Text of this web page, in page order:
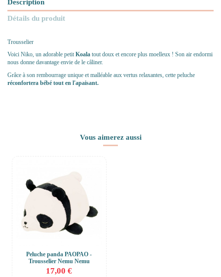
Description
Détails du produit
Trousselier
Voici Niko, un adorable petitKoala tout doux et encore plus moelleux ! Son air endormi
nous donne davantage envie de le câliner.
Grâce à son rembourrage unique et malléable aux vertus relaxantes, cette peluche
réconfortera bébé tout en l'apaisant.
Vous aimerez aussi
Peluche panda PAOPAO -
Trousselier Nemu Nemu
17,00 €